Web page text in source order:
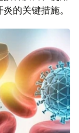
的关键措施。